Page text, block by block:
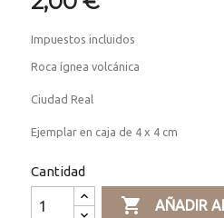
Impuestos incluidos
Roca ígnea volcánica
Ciudad Real
Ejemplar en caja de 4 x 4 cm
Cantidad
 AÑADIR